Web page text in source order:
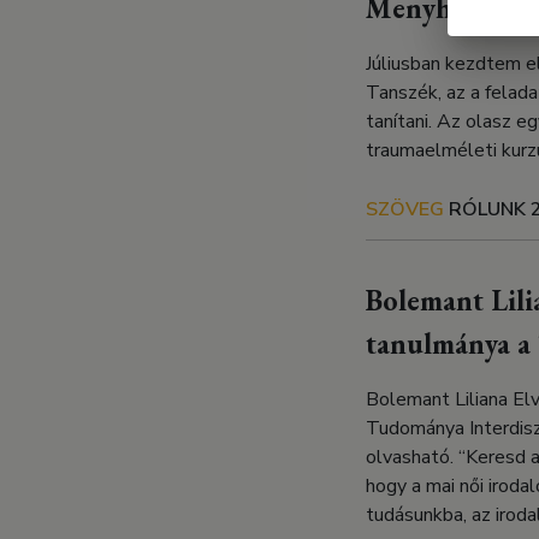
Menyhért
Júliusban kezdtem
Tanszék, az a
tanítani. Az olasz
traumaelméleti
SZÖVEG RÓLUNK
Bolemant
tanulmánya
Bolemant Liliana
Tudománya
olvasható. “Keresd
hogy a mai női
tudásunkba, az